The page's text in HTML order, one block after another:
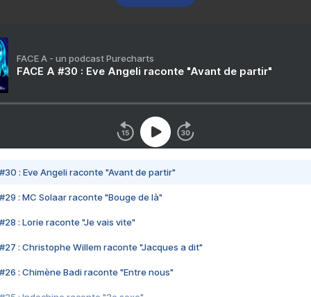
FACE A - un podcast Purecharts
FACE A #30 : Eve Angeli raconte "Avant de partir"
#30 : Eve Angeli raconte "Avant de partir"
#29 : MC Solaar raconte "Bouge de là"
#28 : Lorie raconte "Je vais vite"
#27 : Christophe Willem raconte "Jacques a dit"
#26 : Chimène Badi raconte "Entre nous"